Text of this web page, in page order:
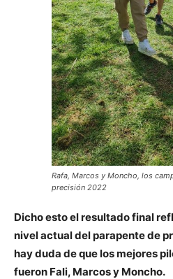
Rafa, Marcos y Moncho, los
precisión 2022
Dicho esto el resultado final
nivel actual del parapente de
hay duda de que los mejores
fueron Fali, Marcos y Moncho.